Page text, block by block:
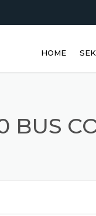
HOME
BUS